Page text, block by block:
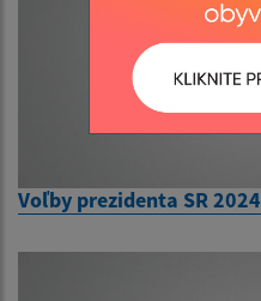
Voľby prezidenta SR 2024